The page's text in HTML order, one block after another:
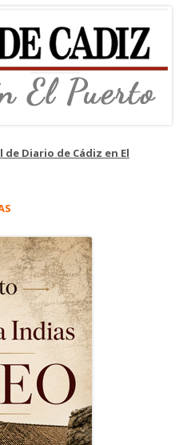
Diario de Cádiz en El